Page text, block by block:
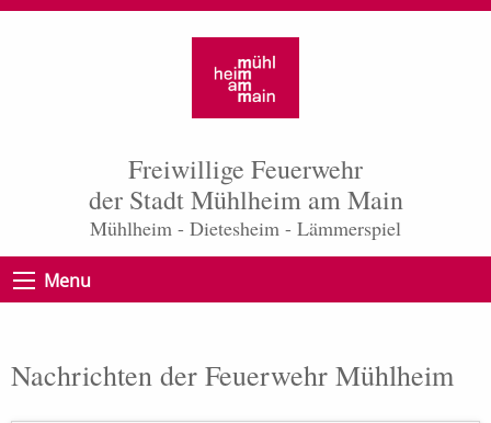
Freiwillige Feuerwehr
der Stadt Mühlheim am Main
Mühlheim - Dietesheim - Lämmerspiel
Menu
Nachrichten der Feuerwehr Mühlheim